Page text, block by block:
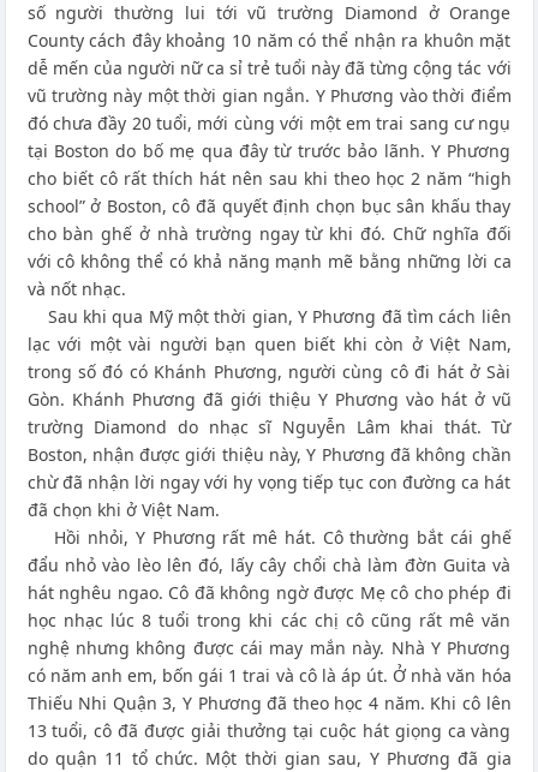
số người thường lui tới vũ trường Diamond ở Orange
County cách đây khoảng 10 năm có thể nhận ra khuôn mặt
dễ mến của người nữ ca sỉ trẻ tuổi này đã từng cộng tác với
vũ trường này một thời gian ngắn. Y Phương vào thời điểm
đó chưa đầy 20 tuổi, mới cùng với một em trai sang cư ngụ
tại Boston do bố mẹ qua đây từ trước bảo lãnh. Y Phương
cho biết cô rất thích hát nên sau khi theo học 2 năm “high
school” ở Boston, cô đã quyết định chọn bục sân khấu thay
cho bàn ghế ở nhà trường ngay từ khi đó. Chữ nghĩa đối
với cô không thể có khả năng mạnh mẽ bằng những lời ca
và nốt nhạc.
Sau khi qua Mỹ một thời gian, Y Phương đã tìm cách liên
lạc với một vài người bạn quen biết khi còn ở Việt Nam,
trong số đó có Khánh Phương, người cùng cô đi hát ở Sài
Gòn. Khánh Phương đã giới thiệu Y Phương vào hát ở vũ
trường Diamond do nhạc sĩ Nguyễn Lâm khai thát. Từ
Boston, nhận được giới thiệu này, Y Phương đã không chần
chừ đã nhận lời ngay với hy vọng tiếp tục con đường ca hát
đã chọn khi ở Việt Nam.
Hồi nhỏi, Y Phương rất mê hát. Cô thường bắt cái ghế
đẩu nhỏ vào lèo lên đó, lấy cây chổi chà làm đờn Guita và
hát nghêu ngao. Cô đã không ngờ được Mẹ cô cho phép đi
học nhạc lúc 8 tuổi trong khi các chị cô cũng rất mê văn
nghệ nhưng không được cái may mắn này. Nhà Y Phương
có năm anh em, bốn gái 1 trai và cô là áp út. Ở nhà văn hóa
Thiếu Nhi Quận 3, Y Phương đã theo học 4 năm. Khi cô lên
13 tuổi, cô đã được giải thưởng tại cuộc hát giọng ca vàng
do quận 11 tổ chức. Một thời gian sau, Y Phương đã gia